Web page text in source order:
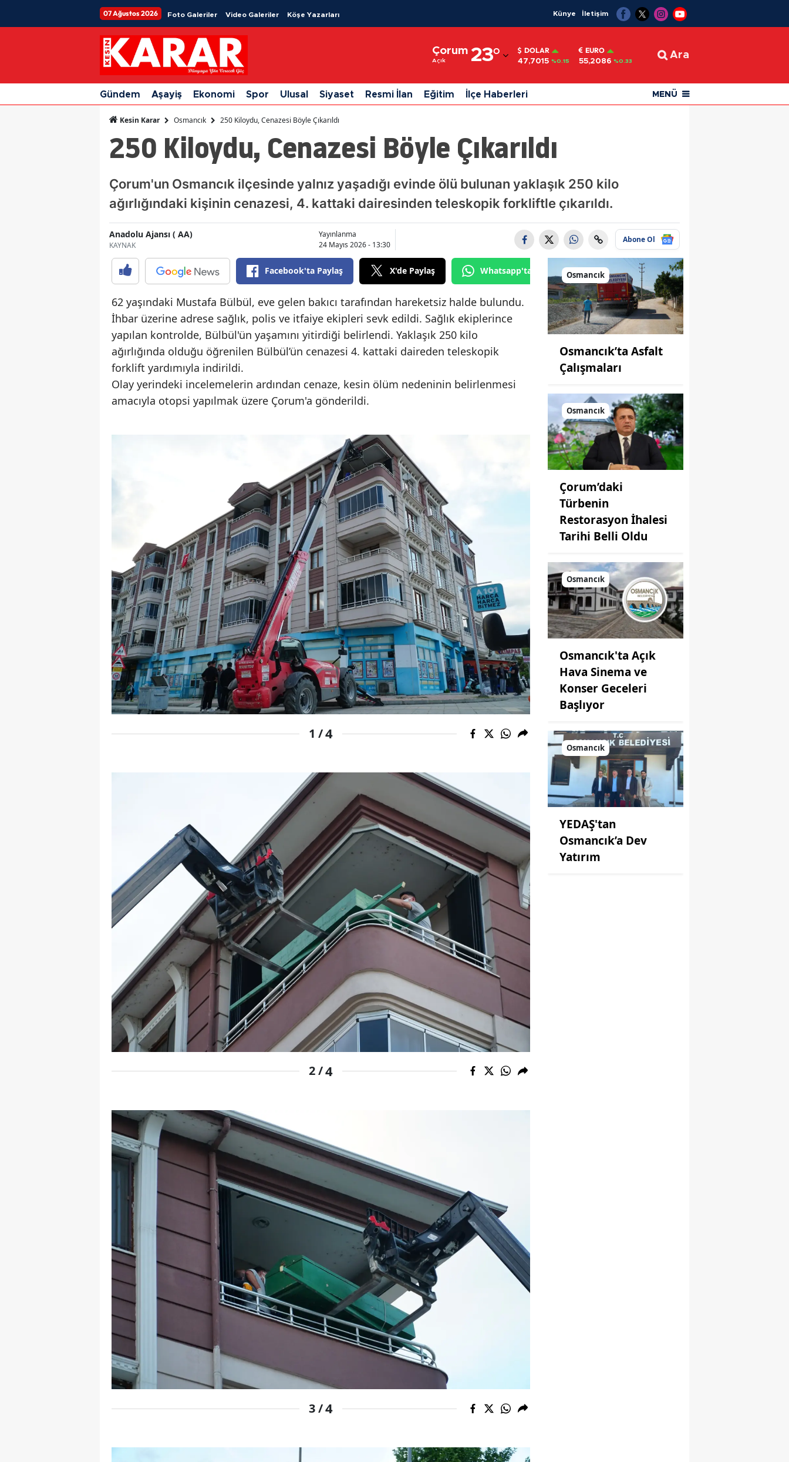
07 Ağustos 2026 Foto Galeriler Video Galeriler Köşe Yazarları Künye İletişim
Çorum
Açık 23°
Adıyaman
Afyonkarahisar
Ağrı
Ankara
Antalya
Artvin
Bilecik
Bingöl
Bitlis
Bolu
Diyarbakır
Edirne
Elazığ
Erzincan
Erzurum
Eskişehir
Gaziantep
Giresun
Gümüşhane
Hakkari
Isparta
Mersin
İstanbul
İzmir
Kars
Kastamonu
Kayseri
Kırklareli
Kocaeli
Konya
Kütahya
Malatya
Muş
Nevşehir
Niğde
Ordu
Sinop
Sivas
Tokat
DOLAR
47,7015 %0.15
EURO
55,2086 %0.33
Ara
Gündem Aşayiş Ekonomi Spor Ulusal Siyaset Resmi İlan Eğitim İlçe Haberleri MENÜ
Kesin Karar Osmancık 250 Kiloydu, Cenazesi Böyle Çıkarıldı
250 Kiloydu, Cenazesi Böyle Çıkarıldı
Çorum'un Osmancık ilçesinde yalnız yaşadığı evinde ölü bulunan yaklaşık 250 kilo
ağırlığındaki kişinin cenazesi, 4. kattaki dairesinden teleskopik forkliftle çıkarıldı.
Anadolu Ajansı ( AA)
KAYNAK
Yayınlanma
24 Mayıs 2026 - 13:30
Abone Ol
Facebook'ta Paylaş X'de Paylaş Whatsapp'tan Gönder
62 yaşındaki Mustafa Bülbül, eve gelen bakıcı tarafından hareketsiz halde bulundu.
İhbar üzerine adrese sağlık, polis ve itfaiye ekipleri sevk edildi. Sağlık ekiplerince
yapılan kontrolde, Bülbül'ün yaşamını yitirdiği belirlendi. Yaklaşık 250 kilo
ağırlığında olduğu öğrenilen Bülbül’ün cenazesi 4. kattaki daireden teleskopik
forklift yardımıyla indirildi.
Olay yerindeki incelemelerin ardından cenaze, kesin ölüm nedeninin belirlenmesi
amacıyla otopsi yapılmak üzere Çorum'a gönderildi.
1 /4
2 /4
3 /4
Osmancık
Osmancık’ta Asfalt
Çalışmaları
Osmancık
Çorum’daki
Türbenin
Restorasyon İhalesi
Tarihi Belli Oldu
Osmancık
Osmancık'ta Açık
Hava Sinema ve
Konser Geceleri
Başlıyor
Osmancık
YEDAŞ'tan
Osmancık’a Dev
Yatırım